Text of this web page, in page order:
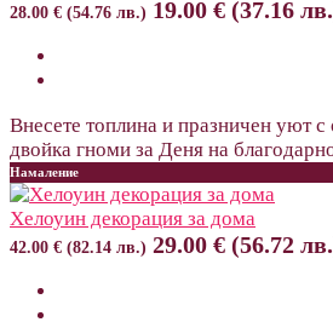
28.00 € (54.76 лв.) 19.00 € (37.16
Внесете топлина и празничен уют с
двойка гноми за Деня на
Намаление
Хелоуин декорация за дома
42.00 € (82.14 лв.) 29.00 € (56.72